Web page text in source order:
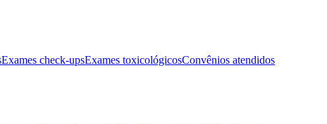
Exames check-upsExames toxicológicosConvênios atendidos